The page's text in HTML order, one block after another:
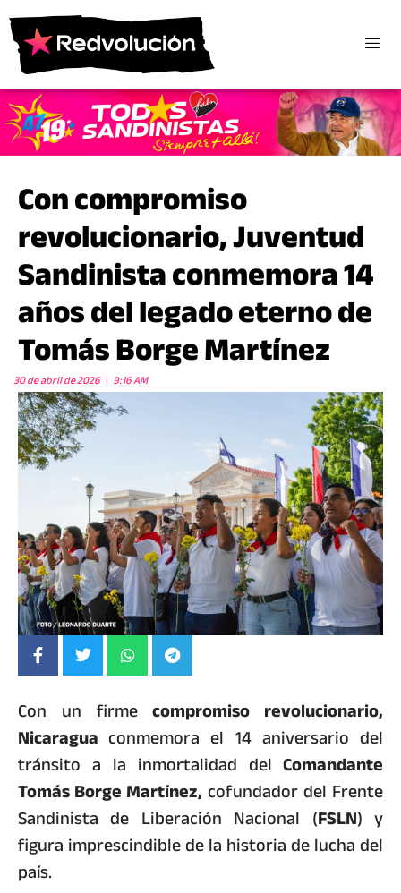
Con compromiso
revolucionario, Juventud
Sandinista conmemora 14
años del legado eterno de
Tomás Borge Martínez
30 de abril de 2026 9:16 AM
Con un firmecompromiso revolucionario,
Nicaraguaconmemora el 14 aniversario del
tránsito a la inmortalidad del Comandante
Tomás Borge Martínez,cofundador del Frente
Sandinista de Liberación Nacional (FSLN) y
figura imprescindible de la historia de lucha del
país.